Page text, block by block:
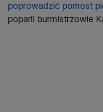
poprowadzić pomost
poparli burmistrzowie